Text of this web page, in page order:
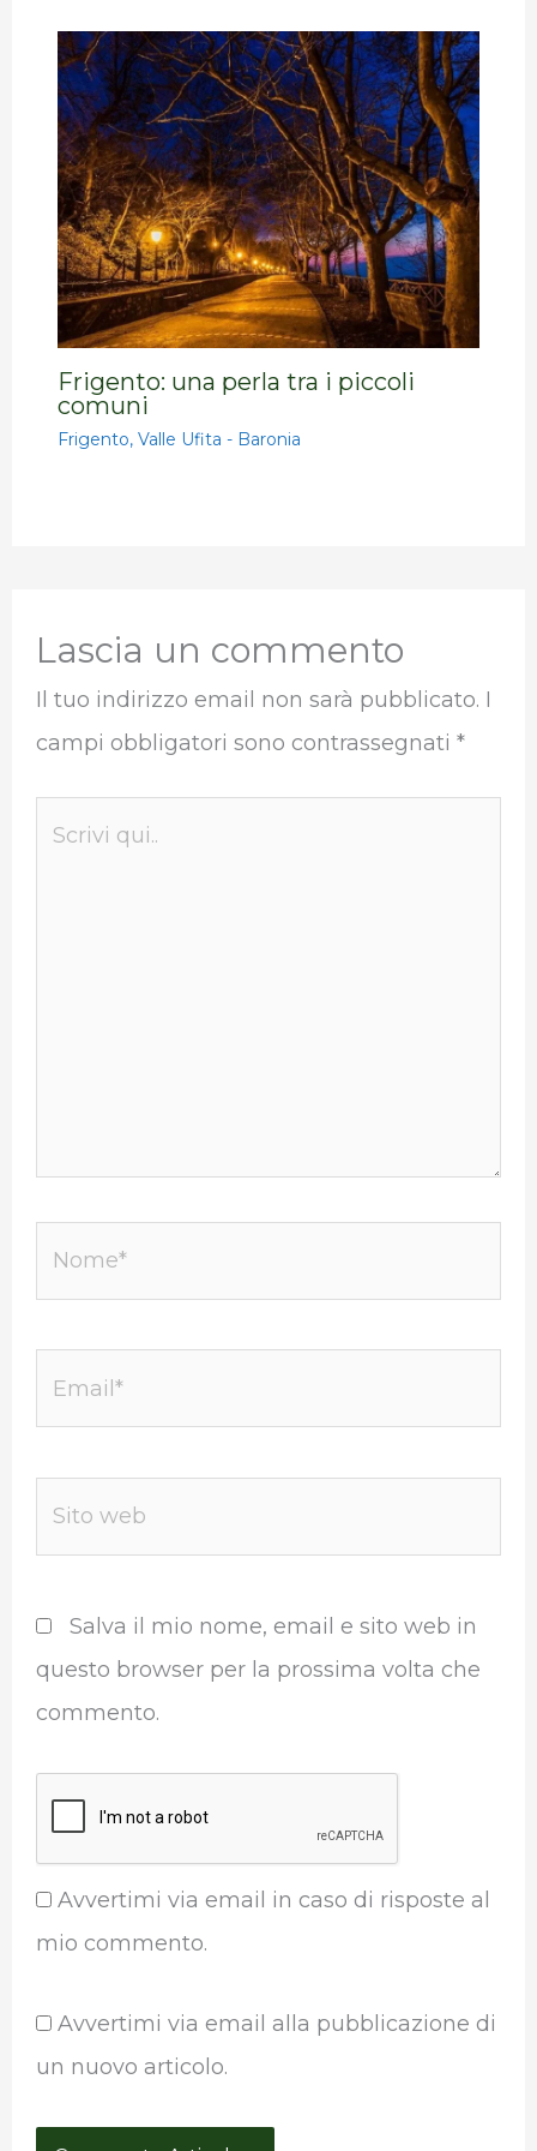
Frigento: una perla tra i piccoli
comuni
Frigento,Valle Ufita - Baronia
Lascia un commento
Il tuo indirizzo email non sarà pubblicato. I
campi obbligatori sono contrassegnati *
Salva il mio nome, email e sito web in
questo browser per la prossima volta che
commento.
Avvertimi via email in caso di risposte al
mio commento.
Avvertimi via email alla pubblicazione di
un nuovo articolo.